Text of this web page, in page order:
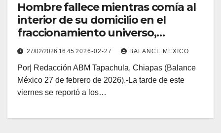
Hombre fallece mientras comía al
interior de su domicilio en el
fraccionamiento universo,
Tapachula
27/02/2026 16:45 2026-02-27 BALANCE MEXICO
Por| Redacción ABM Tapachula, Chiapas (Balance
México 27 de febrero de 2026).-La tarde de este
viernes se reportó a los…